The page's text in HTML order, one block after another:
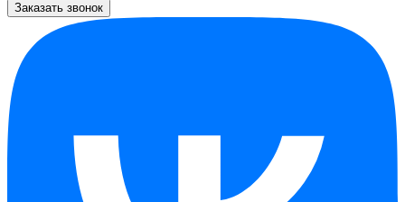
Заказать звонок